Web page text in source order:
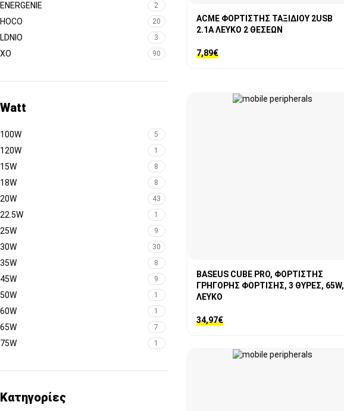
ENERGENIE 2
HOCO 20
LDNIO 3
XO 90
Watt
100W 5
120W 1
15W 8
18W 8
20W 43
22.5W 1
25W 9
30W 30
35W 8
45W 9
50W 1
60W 1
65W 7
75W 1
Κατηγορίες
ACME ΦΟΡΤΙΣΤΗΣ ΤΑΞΙΔΙΟΥ 2USB
2.1A ΛΕΥΚΟ 2 ΘΕΣΕΩΝ
7,89€
BASEUS CUBE PRO, ΦΟΡΤΙΣΤΗΣ
ΓΡΗΓΟΡΗΣ ΦΟΡΤΙΣΗΣ, 3 ΘΥΡΕΣ, 65W,
ΛΕΥΚΟ
34,97€